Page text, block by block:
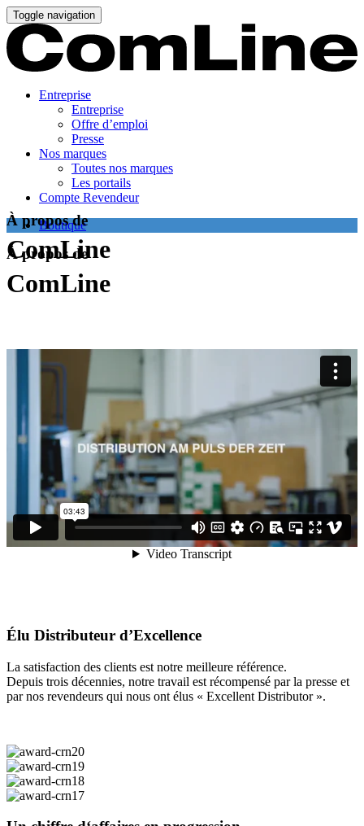
Toggle navigation
Entreprise
Entreprise
Offre d’emploi
Presse
Nos marques
Toutes nos marques
Les portails
Compte Revendeur
Boutique
À propos de
ComLine
À propos de
ComLine
Élu Distributeur d’Excellence
La satisfaction des clients est notre meilleure référence.
Depuis trois décennies, notre travail est récompensé par la presse et
par nos revendeurs qui nous ont élus « Excellent Distributor ».